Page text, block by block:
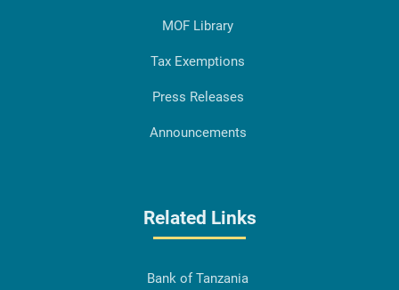
MOF Library
Tax Exemptions
Press Releases
Announcements
Related Links
Bank of Tanzania